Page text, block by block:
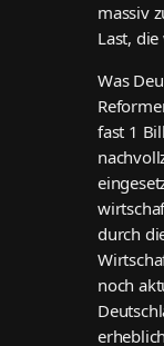
massiv
Last,
Was
fast 1
durch
noch